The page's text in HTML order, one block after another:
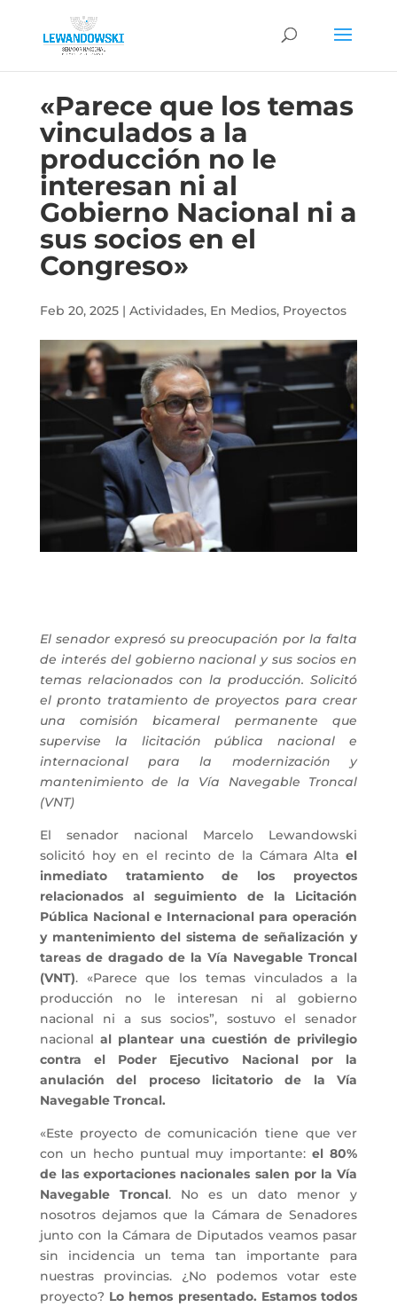
«Parece que los temas
vinculados a la
producción no le
interesan ni al
Gobierno Nacional ni a
sus socios en el
Congreso»
Feb 20, 2025| Actividades, En Medios, Proyectos
El senador expresó su preocupación por la falta
de interés del gobierno nacional y sus socios en
temas relacionados con la producción. Solicitó
el pronto tratamiento de proyectos para crear
una comisión bicameral permanente que
supervise la licitación pública nacional e
internacional para la modernización y
mantenimiento de la Vía Navegable Troncal
(VNT)
El senador nacional Marcelo Lewandowski
solicitó hoy en el recinto de la Cámara Altael
inmediato tratamiento de los proyectos
relacionados al seguimiento de la Licitación
Pública Nacional e Internacional para operación
y mantenimiento del sistema de señalización y
tareas de dragado de la Vía Navegable Troncal
(VNT). «Parece que los temas vinculados a la
producción no le interesan ni al gobierno
nacional ni a sus socios”, sostuvo el senador
nacional al plantear una cuestión de privilegio
contra el Poder Ejecutivo Nacional por la
anulación del proceso licitatorio de la Vía
Navegable Troncal.
«Este proyecto de comunicación tiene que ver
con un hecho puntual muy importante: el 80%
de las exportaciones nacionales salen por la Vía
Navegable Troncal. No es un dato menor y
nosotros dejamos que la Cámara de Senadores
junto con la Cámara de Diputados veamos pasar
sin incidencia un tema tan importante para
nuestras provincias. ¿No podemos votar este
proyecto? Lo hemos presentado. Estamos todos